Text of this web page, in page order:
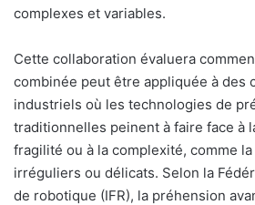
complexes et variables.
Cette collaboration évaluera
combinée peut être appliquée à des
industriels où les technologies de
traditionnelles peinent à faire face à
fragilité ou à la complexité, comme la
irréguliers ou délicats. Selon la
de robotique (IFR), la préhension